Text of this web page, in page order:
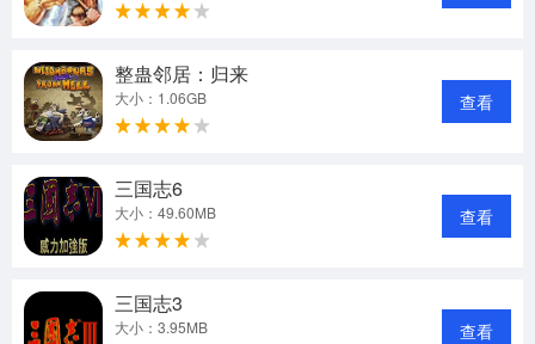
整蛊邻居：归来
大小：1.06GB 查看
三国志6
大小：49.60MB 查看
三国志3
大小：3.95MB 查看